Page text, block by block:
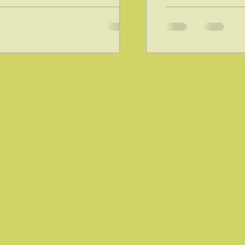
près de Cadours, et de
directement chez ma
dire que l’ail frais
Ses têtes
belle couleur
incontournable